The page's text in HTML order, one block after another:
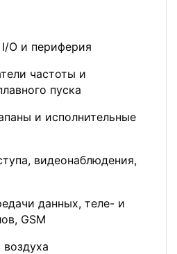
O и периферия
частоты и
пуска
и исполнительные
видеонаблюдения,
данных, теле- и
GSM